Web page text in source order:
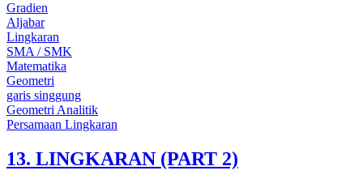
Gradien
Aljabar
Lingkaran
SMA / SMK
Matematika
Geometri
garis singgung
Geometri Analitik
Persamaan Lingkaran
13. LINGKARAN (PART 2)